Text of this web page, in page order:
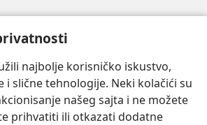
najbolje korisničko iskustvo,
i slične tehnologije. Neki kolačići su
našeg sajta i ne možete
prihvatiti ili otkazati dodatne
Watchtower